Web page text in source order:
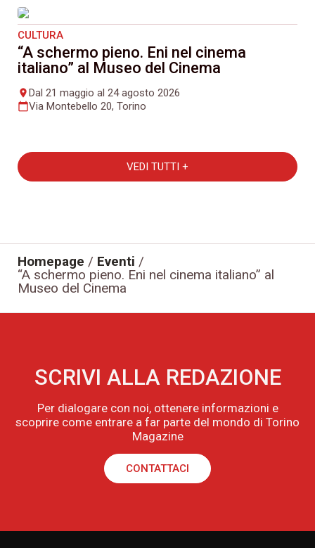
CULTURA
“A schermo pieno. Eni nel cinema
italiano” al Museo del Cinema
placeDal 21 maggio al 24 agosto 2026
calendar_todayVia Montebello 20, Torino
VEDI TUTTI +
Homepage / Eventi /
“A schermo pieno. Eni nel cinema italiano” al
Museo del Cinema
SCRIVI ALLA REDAZIONE
Per dialogare con noi, ottenere informazioni e
scoprire come entrare a far parte del mondo di Torino
Magazine
CONTATTACI